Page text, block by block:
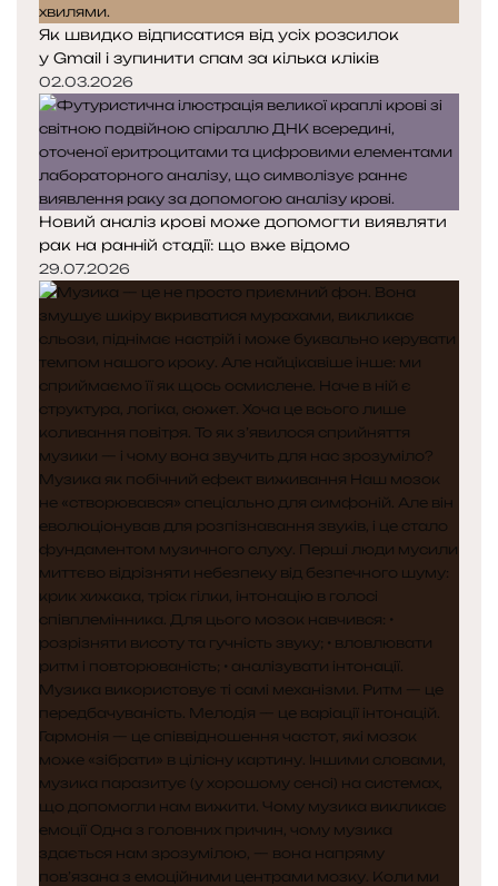
Як швидко відписатися від усіх розсилок
у Gmail і зупинити спам за кілька кліків
02.03.2026
Новий аналіз крові може допомогти виявляти
рак на ранній стадії: що вже відомо
29.07.2026